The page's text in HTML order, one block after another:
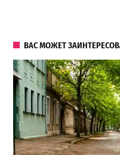
ВАС МОЖЕТ